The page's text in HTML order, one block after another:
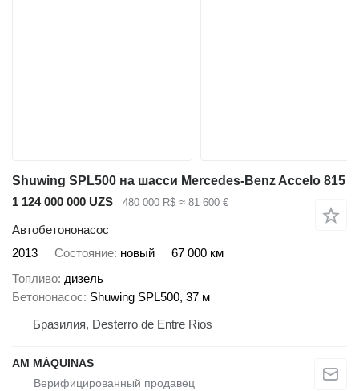
Shuwing SPL500 на шасси Mercedes-Benz Accelo 815
1 124 000 000 UZS
480 000 R$ ≈ 81 600 €
Автобетононасос
2013
Состояние новый
67 000 км
Топливо дизель
Бетононасос Shuwing SPL500, 37 м
Бразилия, Desterro de Entre Rios
AM MÁQUINAS